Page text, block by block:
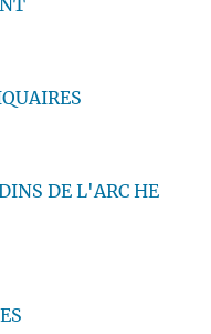
DE L'ARC HE